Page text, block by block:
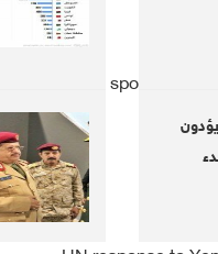
Google